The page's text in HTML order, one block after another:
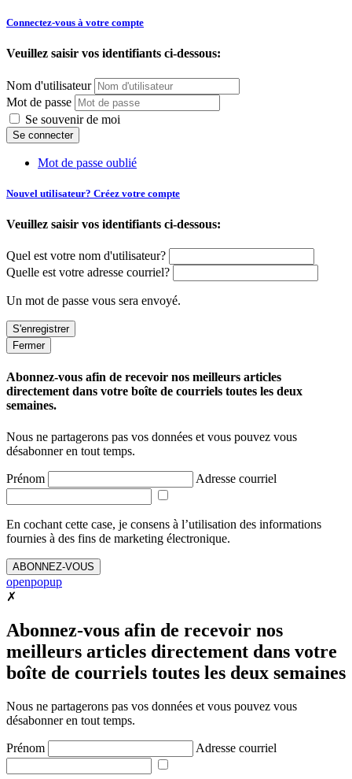
Connectez-vous à votre compte
Veuillez saisir vos identifiants ci-dessous:
Nom d'utilisateur
Mot de passe
Se souvenir de moi
Mot de passe oublié
Nouvel utilisateur? Créez votre compte
Veuillez saisir vos identifiants ci-dessous:
Quel est votre nom d'utilisateur?
Quelle est votre adresse courriel?
Un mot de passe vous sera envoyé.
Fermer
Abonnez-vous afin de recevoir nos meilleurs articles
directement dans votre boîte de courriels toutes les deux
semaines.
Nous ne partagerons pas vos données et vous pouvez vous
désabonner en tout temps.
Prénom Adresse courriel
En cochant cette case, je consens à l’utilisation des informations
fournies à des fins de marketing électronique.
ABONNEZ-VOUS
openpopup
✗
Abonnez-vous afin de recevoir nos
meilleurs articles directement dans votre
boîte de courriels toutes les deux semaines
Nous ne partagerons pas vos données et vous pouvez vous
désabonner en tout temps.
Prénom Adresse courriel